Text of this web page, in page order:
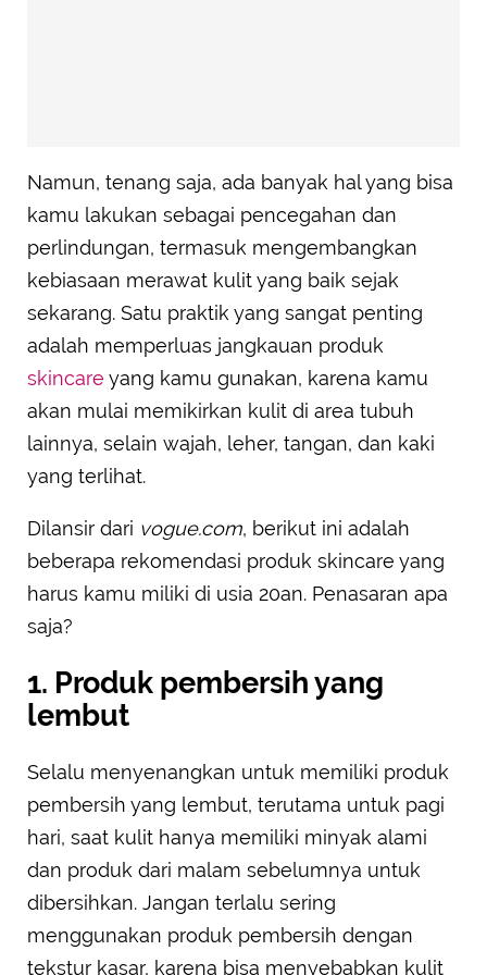
Namun, tenang saja, ada banyak hal yang bisa
kamu lakukan sebagai pencegahan dan
perlindungan, termasuk mengembangkan
kebiasaan merawat kulit yang baik sejak
sekarang. Satu praktik yang sangat penting
adalah memperluas jangkauan produk
skincare yang kamu gunakan, karena kamu
akan mulai memikirkan kulit di area tubuh
lainnya, selain wajah, leher, tangan, dan kaki
yang terlihat.
Dilansir dari vogue.com, berikut ini adalah
beberapa rekomendasi produk skincare yang
harus kamu miliki di usia 20an. Penasaran apa
saja?
1. Produk pembersih yang
lembut
Selalu menyenangkan untuk memiliki produk
pembersih yang lembut, terutama untuk pagi
hari, saat kulit hanya memiliki minyak alami
dan produk dari malam sebelumnya untuk
dibersihkan. Jangan terlalu sering
menggunakan produk pembersih dengan
tekstur kasar, karena bisa menyebabkan kulit